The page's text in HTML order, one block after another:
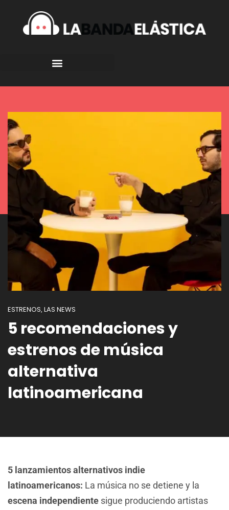
ESTRENOS, LAS NEWS
5 recomendaciones y
estrenos de música
alternativa
latinoamericana
5 lanzamientos alternativos indie
latinoamericanos: La música no se detiene y la
escena independiente sigue produciendo artistas